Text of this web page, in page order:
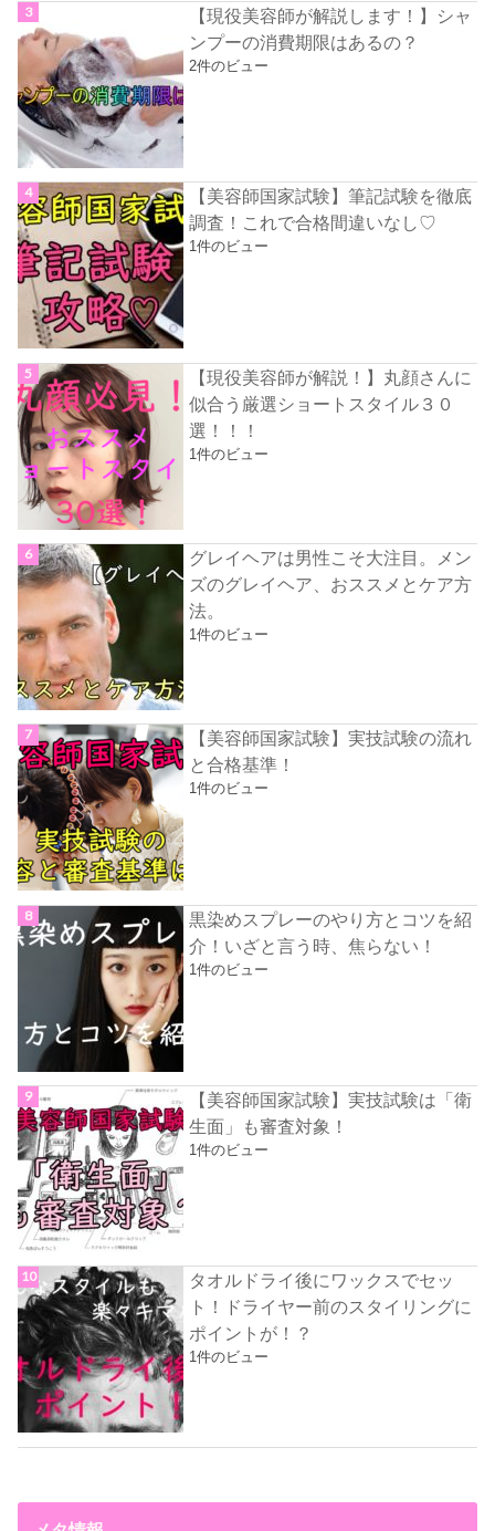
【現役美容師が解説します！】シャ
ンプーの消費期限はあるの？
2件のビュー
【美容師国家試験】筆記試験を徹底
調査！これで合格間違いなし♡
1件のビュー
【現役美容師が解説！】丸顔さんに
似合う厳選ショートスタイル３０
選！！！
1件のビュー
グレイヘアは男性こそ大注目。メン
ズのグレイヘア、おススメとケア方
法。
1件のビュー
【美容師国家試験】実技試験の流れ
と合格基準！
1件のビュー
黒染めスプレーのやり方とコツを紹
介！いざと言う時、焦らない！
1件のビュー
【美容師国家試験】実技試験は「衛
生面」も審査対象！
1件のビュー
タオルドライ後にワックスでセッ
ト！ドライヤー前のスタイリングに
ポイントが！？
1件のビュー